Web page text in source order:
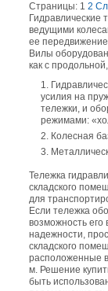
Страницы: 1 2
Гидравлические
ведущими
ее
Вилы
как с
усилия на
тележки, и
режимами:
Колесная
Тележка
складского
для
Если тележка
возможность его
надежности,
складского
расположенные
м. Решение
быть